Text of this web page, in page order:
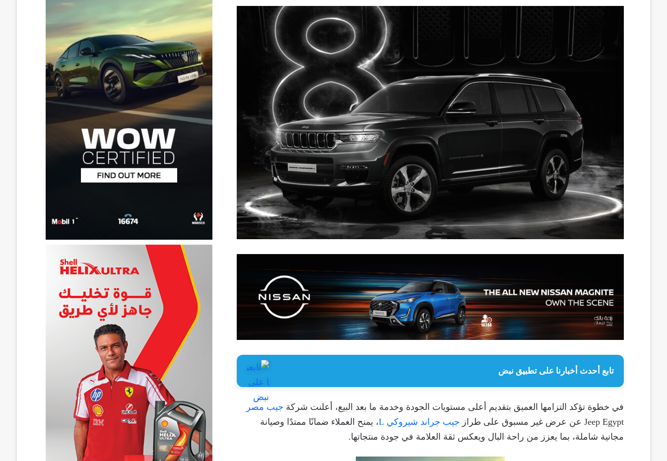
تابع أحدث أخبارنا على تطبيق نبض
في خطوة تؤكد التزامها العميق بتقديم أعلى مستويات الجودة وخدمة ما بعد البيع، أعلنت شركة جيب مصر
Jeep Egypt عن عرض غير مسبوق على طراز
جيب جراند شيروكي L
، يمنح العملاء ضمانًا ممتدًا وصيانة
مجانية شاملة، بما يعزز من راحة البال ويعكس ثقة العلامة في جودة منتجاتها.